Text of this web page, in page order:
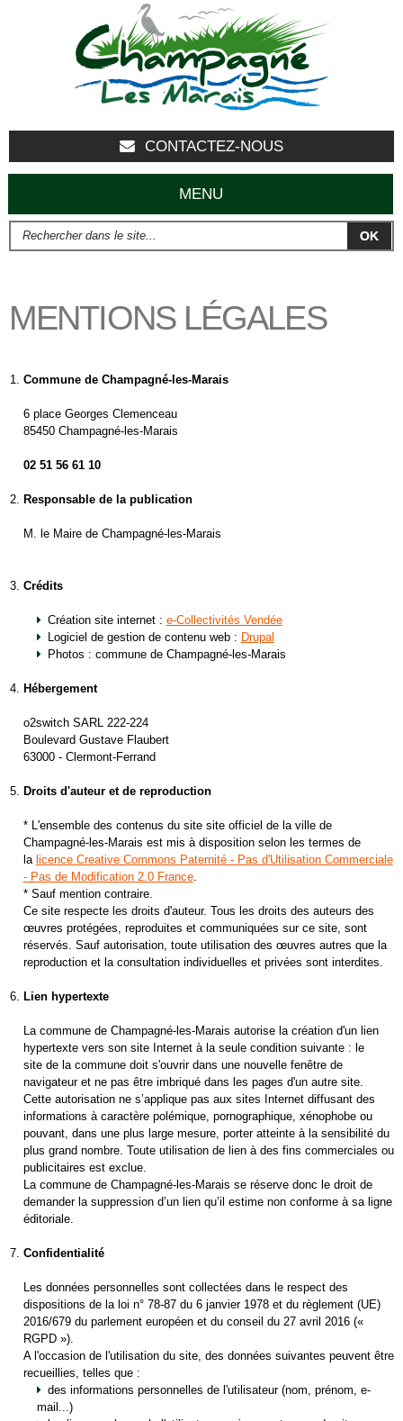
Aller au
contenu
principal
CONTACTEZ-NOUS
MENU
FORMULAIRE DE RECHERCHE
Rechercher dans le site...
MENTIONS LÉGALES
Commune de Champagné-les-Marais
6 place Georges Clemenceau
85450 Champagné-les-Marais
02 51 56 61 10
Responsable de la publication
M. le Maire de Champagné-les-Marais
Crédits
Création site internet : e-Collectivités Vendée
Logiciel de gestion de contenu web : Drupal
Photos : commune de Champagné-les-Marais
Hébergement
o2switch SARL 222-224
Boulevard Gustave Flaubert
63000 - Clermont-Ferrand
Droits d'auteur et de reproduction
* L'ensemble des contenus du site site officiel de la ville de
Champagné-les-Marais est mis à disposition selon les termes de
la licence Creative Commons Paternité - Pas d'Utilisation Commerciale
- Pas de Modification 2.0 France.
* Sauf mention contraire.
Ce site respecte les droits d'auteur. Tous les droits des auteurs des
œuvres protégées, reproduites et communiquées sur ce site, sont
réservés. Sauf autorisation, toute utilisation des œuvres autres que la
reproduction et la consultation individuelles et privées sont interdites.
Lien hypertexte
La commune de Champagné-les-Marais autorise la création d'un lien
hypertexte vers son site Internet à la seule condition suivante : le
site de la commune doit s'ouvrir dans une nouvelle fenêtre de
navigateur et ne pas être imbriqué dans les pages d'un autre site.
Cette autorisation ne s’applique pas aux sites Internet diffusant des
informations à caractère polémique, pornographique, xénophobe ou
pouvant, dans une plus large mesure, porter atteinte à la sensibilité du
plus grand nombre. Toute utilisation de lien à des fins commerciales ou
publicitaires est exclue.
La commune de Champagné-les-Marais se réserve donc le droit de
demander la suppression d’un lien qu’il estime non conforme à sa ligne
éditoriale.
Confidentialité
Les données personnelles sont collectées dans le respect des
dispositions de la loi n° 78-87 du 6 janvier 1978 et du règlement (UE)
2016/679 du parlement européen et du conseil du 27 avril 2016 («
RGPD »).
A l'occasion de l'utilisation du site, des données suivantes peuvent être
recueillies, telles que :
des informations personnelles de l'utilisateur (nom, prénom, e-
mail...)